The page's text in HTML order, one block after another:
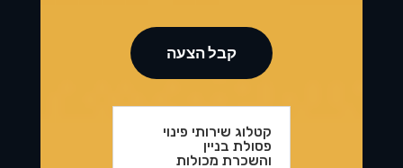
קבל הצעה
קטלוג שירותי פינוי
פסולת בניין
והשכרת מכולות